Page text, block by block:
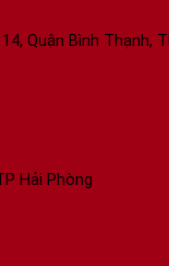
Quận Bình Thạnh,
Hải Phòng